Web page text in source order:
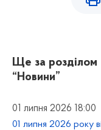
Ще за розділом
“Новини”
01 липня 2026 18:00
01 липня 2026 року